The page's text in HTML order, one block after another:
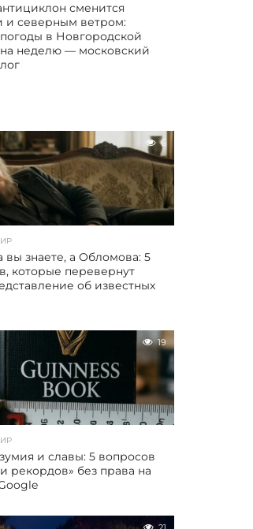
сменится
и северным ветром:
в Новгородской
неделю — московский
6
знаете, а Обломова: 5
которые перевернут
об известных
19
и славы: 5 вопросов
рекордов» без права на